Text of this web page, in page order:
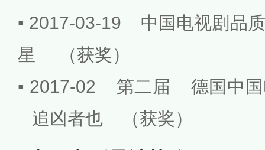
▪ 2017-03-19 中国电视剧品
星 （获奖）
▪ 2017-02 第二届 德国中国
追凶者也 （获奖）